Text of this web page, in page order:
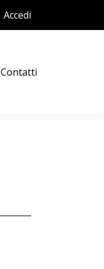
Accedi
Contatti